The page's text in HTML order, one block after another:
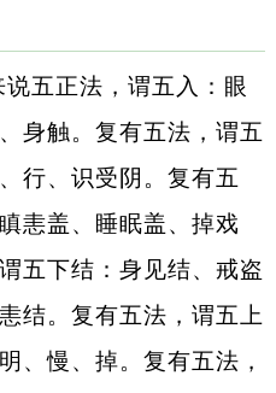
五正法，谓五入：眼
身触。复有五法，谓五
行、识受阴。复有五
恚盖、睡眠盖、掉戏
五下结：身见结、戒盗
结。复有五法，谓五上
、慢、掉。复有五法，